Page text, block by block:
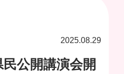
2025.08.29
公開講演会開